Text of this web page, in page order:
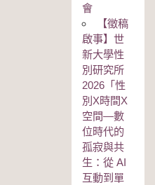
會
【徵稿
啟事】世
新大學性
別研究所
2026「性
別Χ時間Χ
空間—數
位時代的
孤寂與共
生：從 AI
互動到單